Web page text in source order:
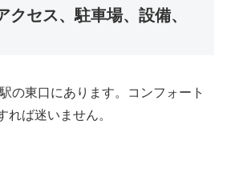
クセス、駐車場、設備、
の東口にあります。コンフォート
れば迷いません。